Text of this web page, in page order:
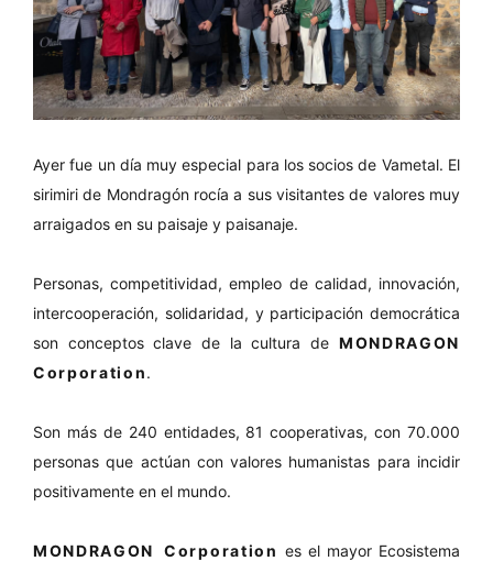
Ayer fue un día muy especial para los socios de Vametal. El
sirimiri de Mondragón rocía a sus visitantes de valores muy
arraigados en su paisaje y paisanaje.
Personas, competitividad, empleo de calidad, innovación,
intercooperación, solidaridad, y participación democrática
son conceptos clave de la cultura de MONDRAGON
Corporation.
Son más de 240 entidades, 81 cooperativas, con 70.000
personas que actúan con valores humanistas para incidir
positivamente en el mundo.
MONDRAGON Corporation es el mayor Ecosistema